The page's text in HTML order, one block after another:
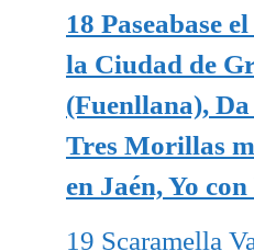
18 Paseabase
la Ciudad de
(Fuenllana), Da
Tres Morillas
en Jaén, Yo
19 Scaramella